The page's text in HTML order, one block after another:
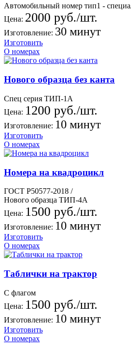
Автомобильный номер тип1 -
Цена: 2000 руб./шт.
Изготовление: 30 минут
Изготовить
О номерах
Нового образца без канта
Спец серия ТИП-1А
Цена: 1200 руб./шт.
Изготовление: 10 минут
Изготовить
О номерах
Номера на квадроцикл
ГОСТ Р50577-2018 /
Нового образца ТИП-4А
Цена: 1500 руб./шт.
Изготовление: 10 минут
Изготовить
О номерах
Таблички на трактор
С флагом
Цена: 1500 руб./шт.
Изготовление: 10 минут
Изготовить
О номерах